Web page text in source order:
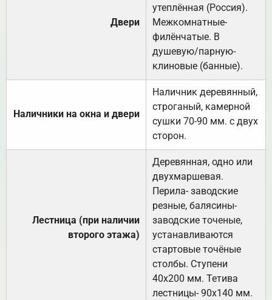
Двери
утеплённая (Россия).
Межкомнатные-
филёнчатые. В
душевую/парную-
клиновые (банные).
Наличники на окна и двери
Наличник деревянный,
строганый, камерной
сушки 70-90 мм. с двух
сторон.
Лестница (при наличии
второго этажа)
Деревянная, одно или
двухмаршевая.
Перила- заводские
резные, балясины-
заводские точеные,
устанавливаются
стартовые точёные
столбы. Ступени
40х200 мм. Тетива
лестницы- 90х140 мм.